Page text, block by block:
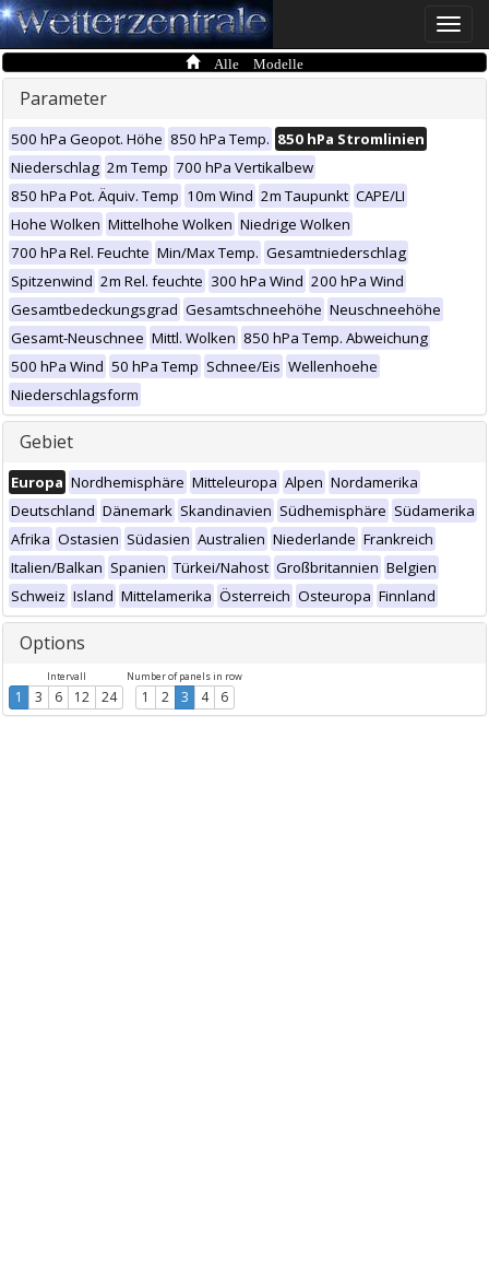
Toggle
Alle Modelle
Parameter
500 hPa Geopot. Höhe 850 hPa Temp. 850 hPa Stromlinien
Niederschlag 2m Temp 700 hPa Vertikalbew
850 hPa Pot. Äquiv. Temp 10m Wind 2m Taupunkt CAPE/LI
Hohe Wolken Mittelhohe Wolken Niedrige Wolken
700 hPa Rel. Feuchte Min/Max Temp. Gesamtniederschlag
Spitzenwind 2m Rel. feuchte 300 hPa Wind 200 hPa Wind
Gesamtbedeckungsgrad Gesamtschneehöhe Neuschneehöhe
Gesamt-Neuschnee Mittl. Wolken 850 hPa Temp. Abweichung
500 hPa Wind 50 hPa Temp Schnee/Eis Wellenhoehe
Niederschlagsform
Gebiet
Europa Nordhemisphäre Mitteleuropa Alpen Nordamerika
Deutschland Dänemark Skandinavien Südhemisphäre Südamerika
Afrika Ostasien Südasien Australien Niederlande Frankreich
Italien/Balkan Spanien Türkei/Nahost Großbritannien Belgien
Schweiz Island Mittelamerika Österreich Osteuropa Finnland
Options
Intervall
1 3 6 12 24
Number of panels in row
1 2 3 4 6